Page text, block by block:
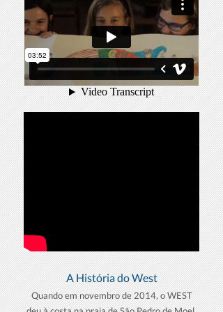
A História do West
Quando em novembro de 2014, o WEST